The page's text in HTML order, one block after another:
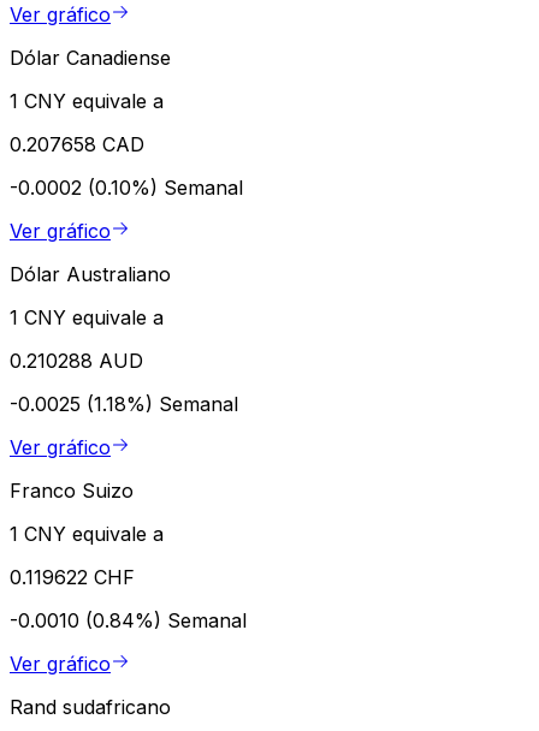
Ver gráfico
Dólar Canadiense
1 CNY equivale a
0.207658 CAD
-0.0002 (0.10%) Semanal
Ver gráfico
Dólar Australiano
1 CNY equivale a
0.210288 AUD
-0.0025 (1.18%) Semanal
Ver gráfico
Franco Suizo
1 CNY equivale a
0.119622 CHF
-0.0010 (0.84%) Semanal
Ver gráfico
Rand sudafricano